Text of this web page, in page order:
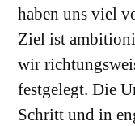
haben uns viel
Ziel ist
wir
festgelegt. Die
Schritt und in